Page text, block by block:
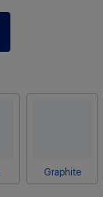
Graphite